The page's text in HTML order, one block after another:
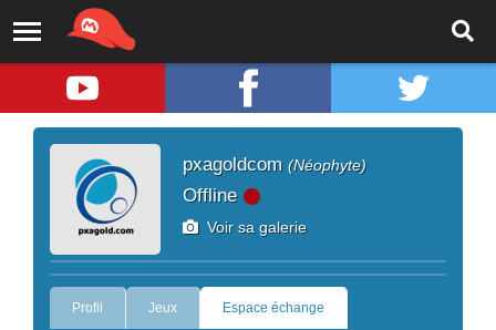
pxagoldcom (Néophyte)
Offline
Voir sa galerie
Profil Jeux Espace échange